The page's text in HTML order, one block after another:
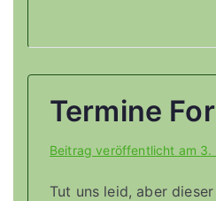
Termine
Beitrag veröffentlicht am 3.
Tut uns leid, aber